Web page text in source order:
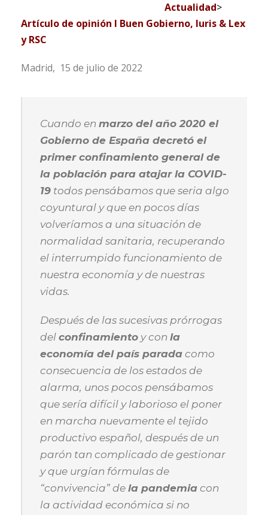
Actualidad>
Artículo de opinión I Buen Gobierno, Iuris & Lex
y RSC
Madrid, 15 de julio de 2022
Cuando en marzo del año 2020 el
Gobierno de España decretó el
primer confinamiento general de
la población para atajar la COVID-
19 todos pensábamos que seria algo
coyuntural y que en pocos días
volveríamos a una situación de
normalidad sanitaria, recuperando
el interrumpido funcionamiento de
nuestra economía y de nuestras
vidas.
Después de las sucesivas prórrogas
del confinamiento y con la
economía del país parada como
consecuencia de los estados de
alarma, unos pocos pensábamos
que sería difícil y laborioso el poner
en marcha nuevamente el tejido
productivo español, después de un
parón tan complicado de gestionar
y que urgían fórmulas de
“convivencia” de la pandemia con
la actividad económica si no